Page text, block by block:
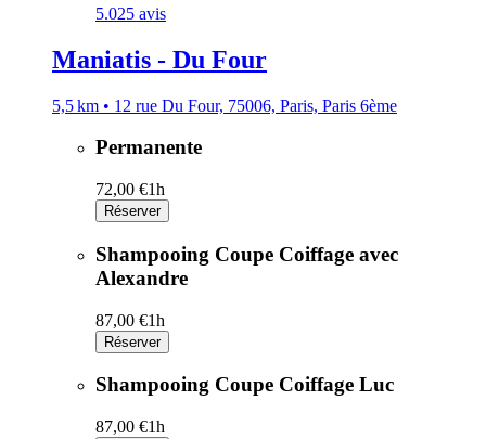
5.025 avis
Maniatis - Du Four
5,5 km • 12 rue Du Four, 75006, Paris, Paris 6ème
Permanente
72,00 €1h
Réserver
Shampooing Coupe Coiffage avec
Alexandre
87,00 €1h
Réserver
Shampooing Coupe Coiffage Luc
87,00 €1h